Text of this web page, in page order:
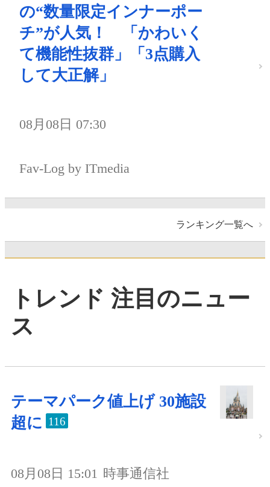
の“数量限定インナーポー
チ”が人気！ 「かわいく
て機能性抜群」「3点購入
して大正解」
08月08日 07:30
Fav-Log by ITmedia
ランキング一覧へ
トレンド 注目のニュー
ス
テーマパーク値上げ 30施設
超に 116
08月08日 15:01 時事通信社